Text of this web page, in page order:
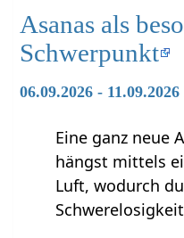
Asanas als
Schwerpunkt
06.09.2026 -
Eine ganz neue
hängst mittels
Luft, wodurch